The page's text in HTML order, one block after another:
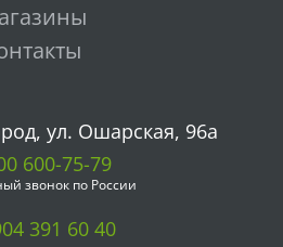
ул. Ошарская, 96а
600-75-79
звонок по России
391 60 40